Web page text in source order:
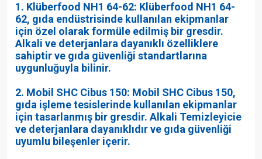
1. Klüberfood NH1 64-62: Klüberfood NH1 64-
62, gıda endüstrisinde kullanılan ekipmanlar
için özel olarak formüle edilmiş bir gresdir.
Alkali ve deterjanlara dayanıklı özelliklere
sahiptir ve gıda güvenliği standartlarına
uygunluğuyla bilinir.
2. Mobil SHC Cibus 150: Mobil SHC Cibus 150,
gıda işleme tesislerinde kullanılan ekipmanlar
için tasarlanmış bir gresdir. Alkali Temizleyicie
ve deterjanlara dayanıklıdır ve gıda güvenliği
uyumlu bileşenler içerir.